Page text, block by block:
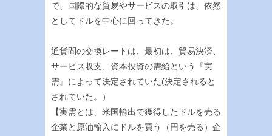
で、国際的な貿易やサービスの取引は、依然
としてドルを中心に回ってきた。
通貨間の交換レートは、最初は、貿易決済、
サービス収支、資本投資の需給という『実
需』によって決定されていた(決定されると
されていた。）
【実需とは、米国輸出で獲得したドルを売る
企業と原油輸入にドルを買う（円を売る）企